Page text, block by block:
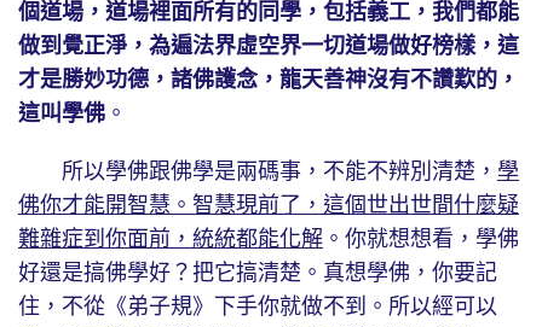
個道場，道場裡面所有的同學，包括義工，我們都能
做到覺正淨，為遍法界虛空界一切道場做好榜樣，這
才是勝妙功德，諸佛護念，龍天善神沒有不讚歎的，
這叫學佛 。
所以學佛跟佛學是兩碼事，不能不辨別清楚， 學
佛你才能開智慧。智慧現前了，這個世出世間什麼疑
難雜症到你面前，統統都能化解 。你就想想看，學佛
好還是搞佛學好？把它搞清楚。真想學佛，你要記
住，不從《弟子規》下手你就做不到。所以經可以